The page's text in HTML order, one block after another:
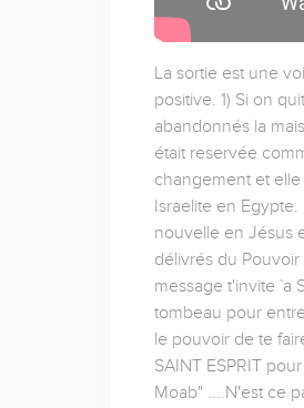
La sortie est une
positive. 1) Si on
abandonnés la
était reservée
changement et
Israelite en
nouvelle en Jésus
délivrés du
message t'invite `a
tombeau pour
le pouvoir de te
SAINT ESPRIT
Moab" ....N'est ce